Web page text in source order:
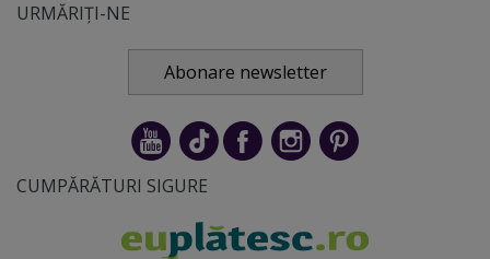
URMĂRIȚI-NE
Abonare newsletter
CUMPĂRĂTURI SIGURE